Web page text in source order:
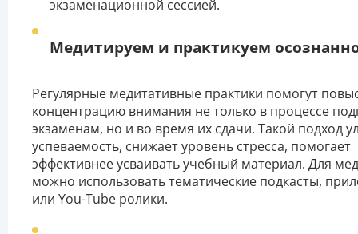
экзаменационной сессией.
Медитируем и практикуем
Регулярные медитативные практики помогут
концентрацию внимания не только в процессе
экзаменам, но и во время их сдачи. Такой подход
успеваемость, снижает уровень стресса, помогает
эффективнее усваивать учебный материал. Для
можно использовать тематические подкасты,
или You-Tube ролики.